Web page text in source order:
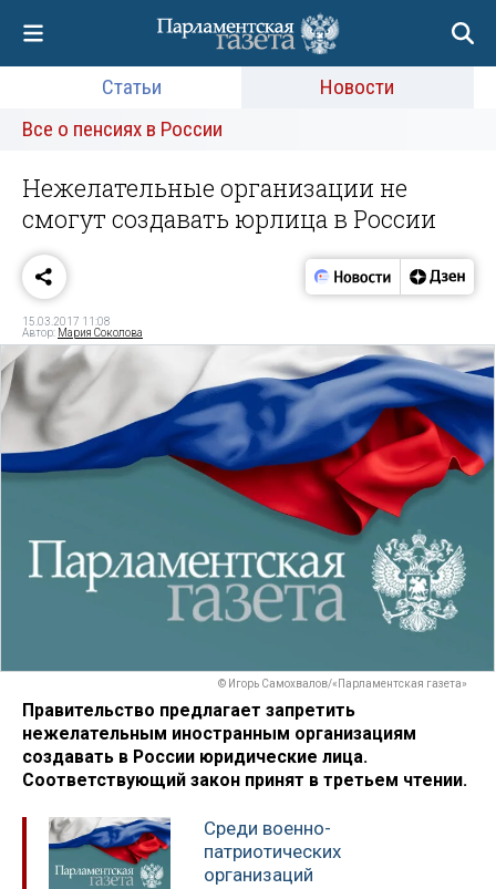
Статьи
Новости
Все о пенсиях в России
Нежелательные организации не
смогут создавать юрлица в России
15.03.2017 11:08
Автор: Мария Соколова
© Игорь Самохвалов/«Парламентская газета»
Правительство предлагает запретить
нежелательным иностранным организациям
создавать в России юридические лица.
Соответствующий закон принят в третьем чтении.
Среди военно-
патриотических
организаций